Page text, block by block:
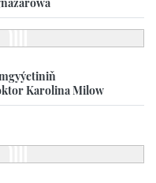
Karolina Milow